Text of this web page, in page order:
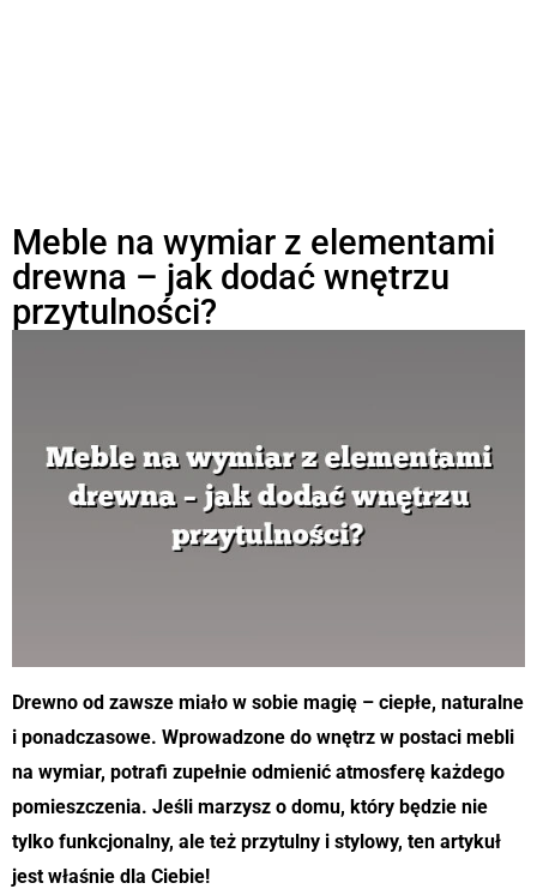
Meble na wymiar z elementami
drewna – jak dodać wnętrzu
przytulności?
Drewno od zawsze miało w sobie magię – ciepłe, naturalne
i ponadczasowe. Wprowadzone do wnętrz w postaci mebli
na wymiar, potrafi zupełnie odmienić atmosferę każdego
pomieszczenia. Jeśli marzysz o domu, który będzie nie
tylko funkcjonalny, ale też przytulny i stylowy, ten artykuł
jest właśnie dla Ciebie!